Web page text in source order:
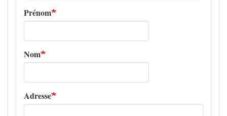
Prénom
Nom
Adresse